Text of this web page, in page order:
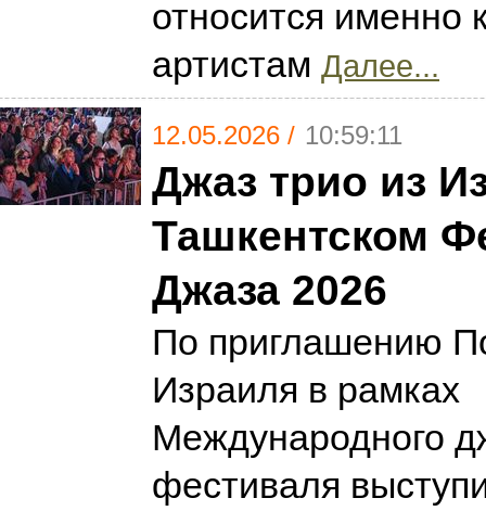
относится именно
артистам Далее...
12.05.2026 / 10:59:11
Джаз трио из
Ташкентском
Джаза 2026
По приглашению
Израиля в рамках
Международного
фестиваля